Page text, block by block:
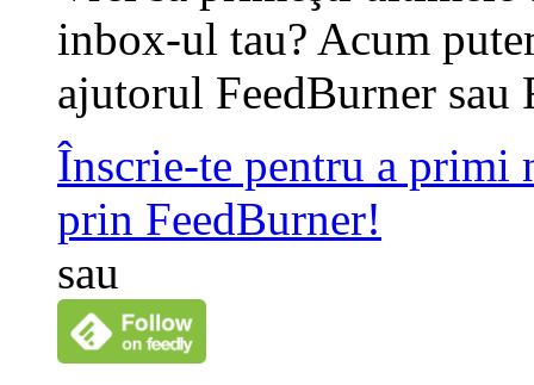
inbox-ul tau? Acum
ajutorul FeedBurner sau
Înscrie-te pentru a primi
prin FeedBurner!
sau